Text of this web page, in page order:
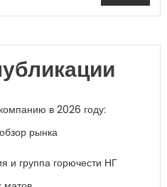
в 2026 году:
рынка
и группа горючести НГ